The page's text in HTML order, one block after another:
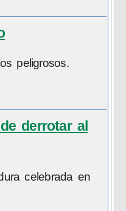
peligrosos.
derrotar al
celebrada en